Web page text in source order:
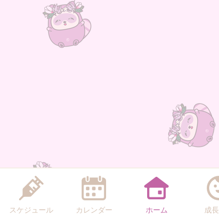
スケジュール カレンダー ホーム 成